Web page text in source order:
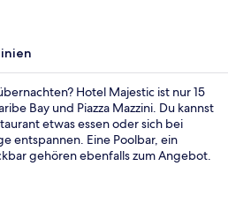
Hotel Majestic ist nur 15
Bay und Piazza Mazzini. Du kannst
etwas essen oder sich bei
entspannen. Eine Poolbar, ein
gehören ebenfalls zum Angebot.